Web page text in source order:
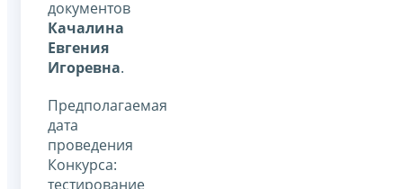
документов
Качалина
Евгения
Игоревна.
Предполагаемая
дата
проведения
Конкурса:
тестирование